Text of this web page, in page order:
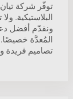
توفّر شركة
البلاستيكية.
ونقدّم أفضل
المُعدَّة خصيصًا.
تصاميم فريدة